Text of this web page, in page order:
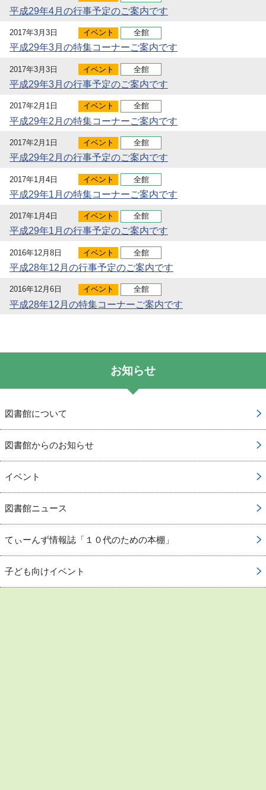
平成29年4月の行事予定のご案内です
2017年3月3日 イベント 全館
平成29年3月の特集コーナーご案内です
2017年3月3日 イベント 全館
平成29年3月の行事予定のご案内です
2017年2月1日 イベント 全館
平成29年2月の特集コーナーご案内です
2017年2月1日 イベント 全館
平成29年2月の行事予定のご案内です
2017年1月4日 イベント 全館
平成29年1月の特集コーナーご案内です
2017年1月4日 イベント 全館
平成29年1月の行事予定のご案内です
2016年12月8日 イベント 全館
平成28年12月の行事予定のご案内です
2016年12月6日 イベント 全館
平成28年12月の特集コーナーご案内です
お知らせ
図書館について
図書館からのお知らせ
イベント
図書館ニュース
てぃーんず情報誌「１０代のための本棚」
子ども向けイベント